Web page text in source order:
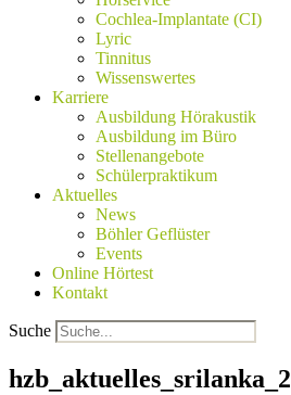
Cochlea-Implantate (CI)
Lyric
Tinnitus
Wissenswertes
Karriere
Ausbildung Hörakustik
Ausbildung im Büro
Stellenangebote
Schülerpraktikum
Aktuelles
News
Böhler Geflüster
Events
Online Hörtest
Kontakt
Suche
hzb_aktuelles_srilanka_2